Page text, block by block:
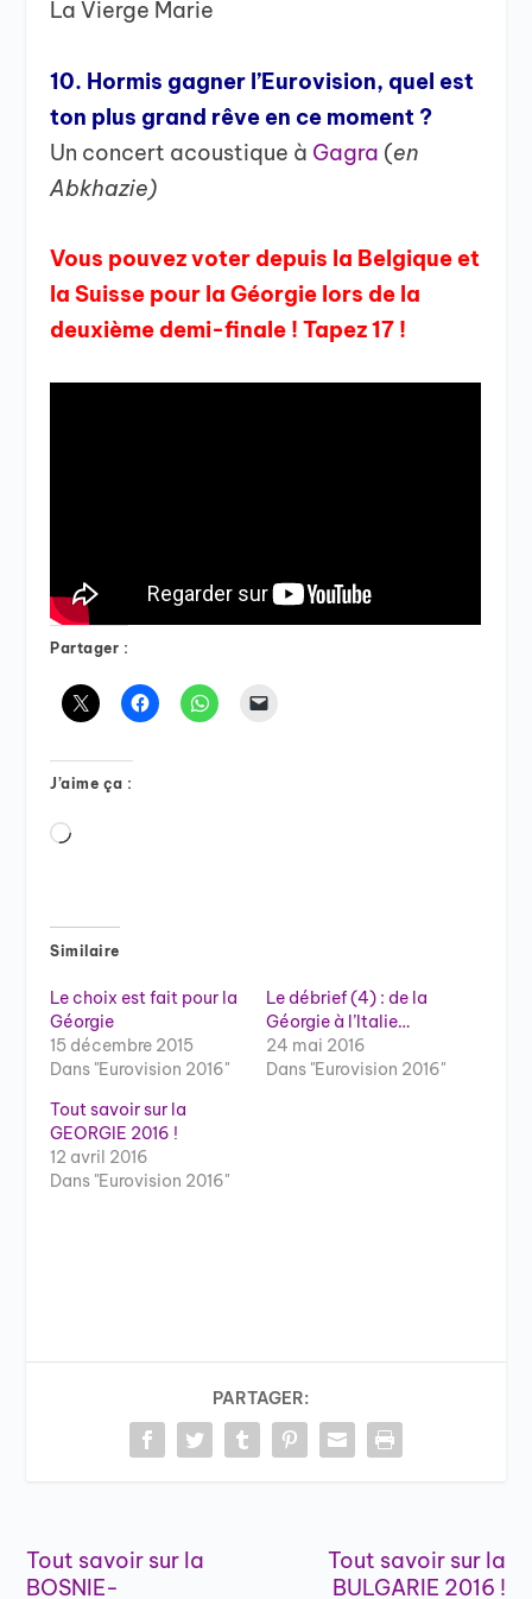
La Vierge Marie
10. Hormis gagner l’Eurovision, quel est
ton plus grand rêve en ce moment ?
Un concert acoustique à Gagra (en
Abkhazie)
Vous pouvez voter depuis la Belgique et
la Suisse pour la Géorgie lors de la
deuxième demi-finale ! Tapez 17 !
Partager :
J’aime ça :
Chargement…
Similaire
Le choix est fait pour la
Géorgie
15 décembre 2015
Dans "Eurovision 2016"
Le débrief (4) : de la
Géorgie à l’Italie…
24 mai 2016
Dans "Eurovision 2016"
Tout savoir sur la
GEORGIE 2016 !
12 avril 2016
Dans "Eurovision 2016"
PARTAGER:
Tout savoir sur la
BOSNIE-
Tout savoir sur la
BULGARIE 2016 !